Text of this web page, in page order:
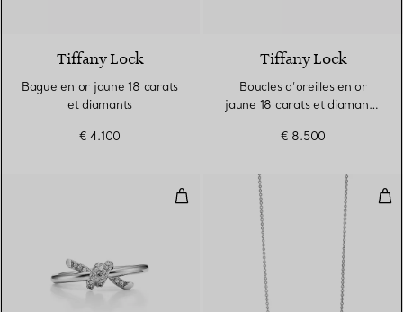
Tiffany Lock
Bague en or jaune 18 carats
et diamants
€ 4.100
Tiffany Lock
Boucles d’oreilles en or
jaune 18 carats et diamants.
€ 8.500
Bague en or blanc 18 carats et